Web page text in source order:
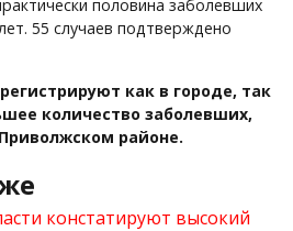
половина заболевших
55 случаев подтверждено
как в городе, так
количество заболевших,
районе.
констатируют высокий